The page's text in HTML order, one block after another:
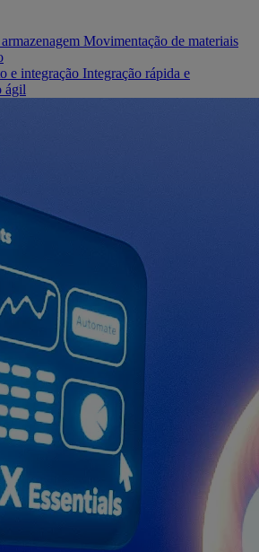
Movimentação de materiais
e integração Integração rápida e
ágil